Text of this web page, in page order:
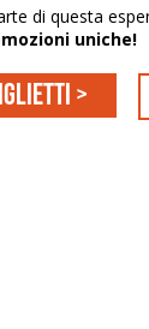
di questa
uniche!
>